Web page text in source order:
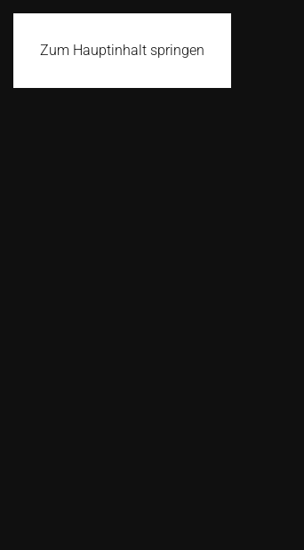
Zum Hauptinhalt springen